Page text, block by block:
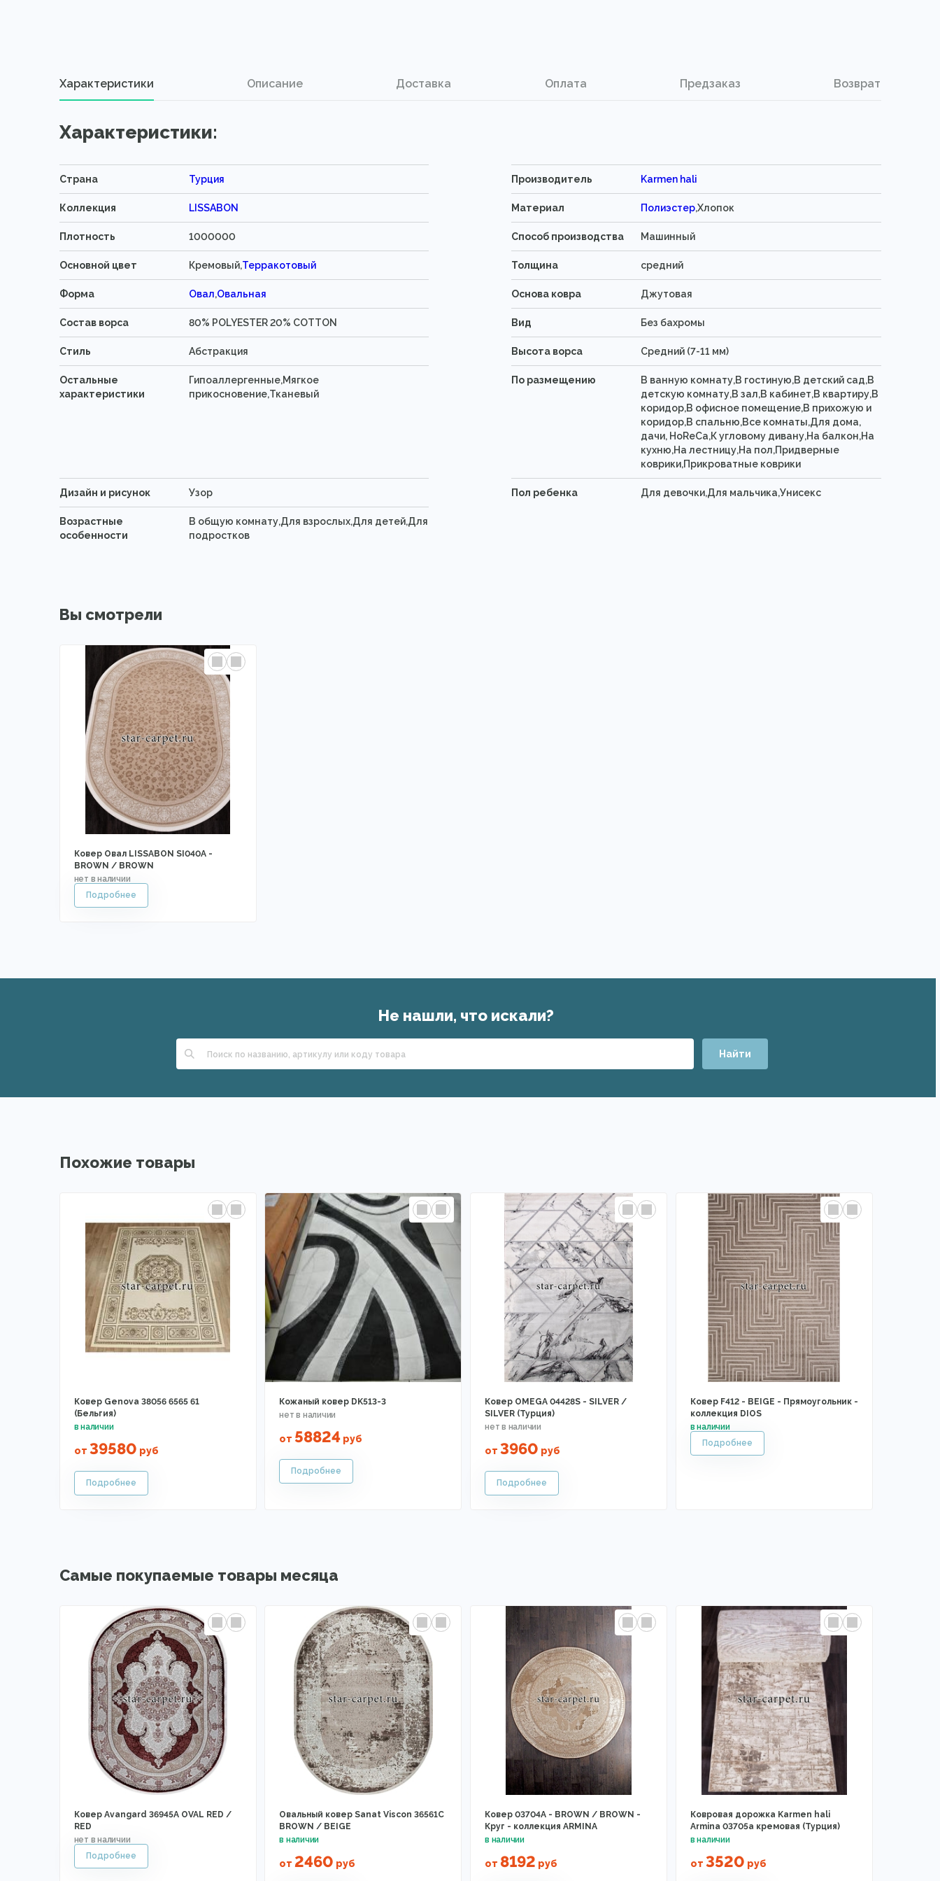
Характеристики Описание Доставка Оплата Предзаказ Возврат
Характеристики:
Страна Турция Производитель Karmen hali
Коллекция LISSABON Материал Полиэстер,Хлопок
Плотность 1000000 Способ производства Машинный
Основной цвет Кремовый,Терракотовый Толщина средний
Форма Овал,Овальная Основа ковра Джутовая
Состав ворса 80% POLYESTER 20% COTTON Вид Без бахромы
Стиль Абстракция Высота ворса Средний (7-11 мм)
Остальные
характеристики
Гипоаллергенные,Мягкое
прикосновение,Тканевый
По размещению
В ванную комнату,В гостиную,В детский сад,В
детскую комнату,В зал,В кабинет,В квартиру,В
коридор,В офисное помещение,В прихожую и
коридор,В спальню,Все комнаты,Для дома,
дачи, HoReCa,К угловому дивану,На балкон,На
кухню,На лестницу,На пол,Придверные
коврики,Прикроватные коврики
Дизайн и рисунок Узор Пол ребенка Для девочки,Для мальчика,Унисекс
Возрастные
особенности
В общую комнату,Для взрослых,Для детей,Для
подростков
Вы смотрели
Ковер Овал LISSABON SI040A -
BROWN / BROWN
Не нашли, что искали?
Найти
Похожие товары
Ковер Genova 38056 6565 61
(Бельгия)
от 39580 руб
Кожаный ковер DK513-3
от 58824 руб
Ковер OMEGA 04428S - SILVER /
SILVER (Турция)
от 3960 руб
Ковер F412 - BEIGE - Прямоугольник -
коллекция DIOS
Самые покупаемые товары месяца
Ковер Avangard 36945A OVAL RED /
RED
Овальный ковер Sanat Viscon 36561C
BROWN / BEIGE
от 2460 руб
Ковер 03704A - BROWN / BROWN -
Круг - коллекция ARMINA
от 8192 руб
Ковровая дорожка Karmen hali
Armina 03705a кремовая (Турция)
от 3520 руб